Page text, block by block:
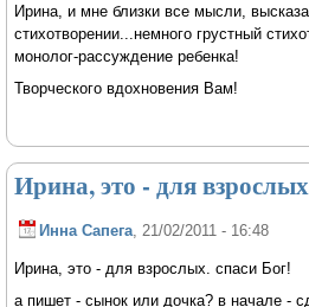
Ирина, и мне близки все мысли,
стихотворении...немного грустный
монолог-рассуждение ребенка!
Творческого вдохновения Вам!
Ирина, это - для
Инна Сапега , 21/02/2011 - 16:48
Ирина, это - для взрослых. спаси Бог!
а пишет - сынок или дочка? в начале -